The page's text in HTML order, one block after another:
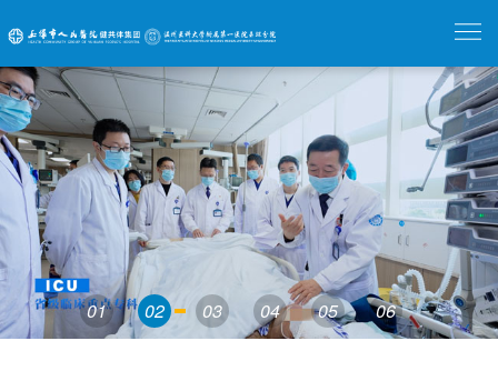
01 02 03 04 05 06